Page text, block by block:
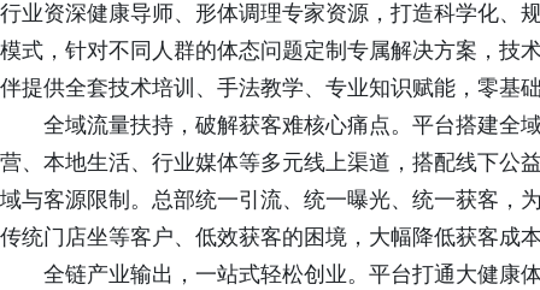
行业资深健康导师、形体调理专家资源，打造科学化、
模式，针对不同人群的体态问题定制专属解决方案，技
伴提供全套技术培训、手法教学、专业知识赋能，零基
全域流量扶持，破解获客难核心痛点。平台搭建全
营、本地生活、行业媒体等多元线上渠道，搭配线下公
域与客源限制。总部统一引流、统一曝光、统一获客，
传统门店坐等客户、低效获客的困境，大幅降低获客成
全链产业输出，一站式轻松创业。平台打通大健康